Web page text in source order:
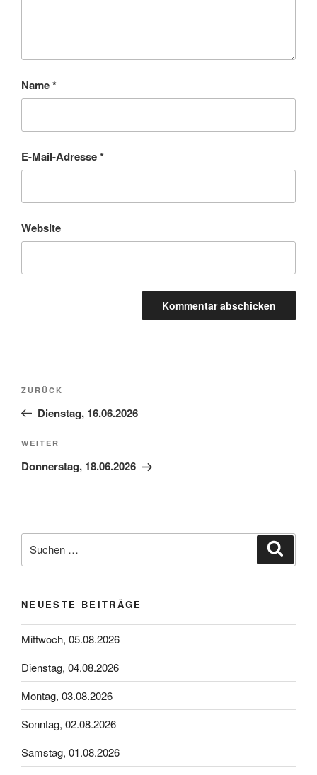
Name*
E-Mail-Adresse*
Website
Beitragsnavigation
Vorheriger
Beitrag
ZURÜCK
Dienstag, 16.06.2026
Nächster
Beitrag
WEITER
Donnerstag, 18.06.2026
nach:
NEUESTE BEITRÄGE
Mittwoch, 05.08.2026
Dienstag, 04.08.2026
Montag, 03.08.2026
Sonntag, 02.08.2026
Samstag, 01.08.2026